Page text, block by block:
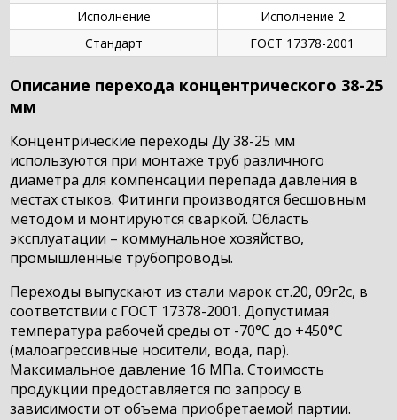
Исполнение
Исполнение 2
Стандарт
ГОСТ 17378-2001
Описание перехода концентрического 38-25
мм
Концентрические переходы Ду 38-25 мм
используются при монтаже труб различного
диаметра для компенсации перепада давления в
местах стыков. Фитинги производятся бесшовным
методом и монтируются сваркой. Область
эксплуатации – коммунальное хозяйство,
промышленные трубопроводы.
Переходы выпускают из стали марок ст.20, 09г2с, в
соответствии с ГОСТ 17378-2001. Допустимая
температура рабочей среды от -70°C до +450°C
(малоагрессивные носители, вода, пар).
Максимальное давление 16 МПа. Стоимость
продукции предоставляется по запросу в
зависимости от объема приобретаемой партии.